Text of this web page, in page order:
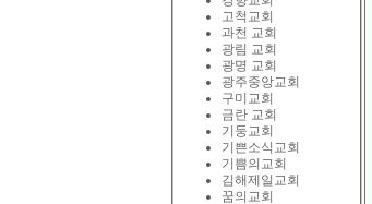
고척교회
과천 교회
광림 교회
광명 교회
광주중앙교회
구미교회
금란 교회
기둥교회
기쁜소식교회
기쁨의교회
김해제일교회
꿈의교회